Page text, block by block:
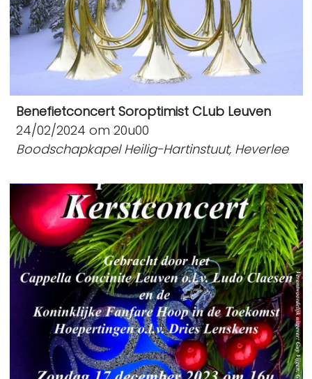
Benefietconcert Soroptimist CLub Leuven
24/02/2024 om 20u00
Boodschapkapel Heilig-Hartinstuut, Heverlee